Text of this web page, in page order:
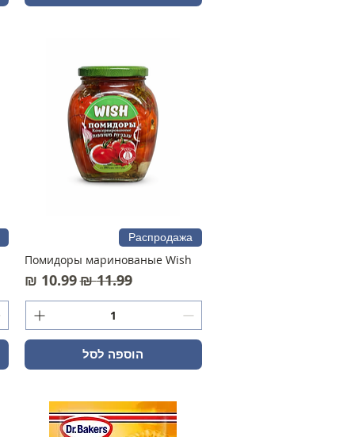
Распродажа
Помидоры маринованые Wish
מחיר רגיל‏11.99 ‏₪ מחיר מבצע‏10.99 ‏₪
הוספה לסל